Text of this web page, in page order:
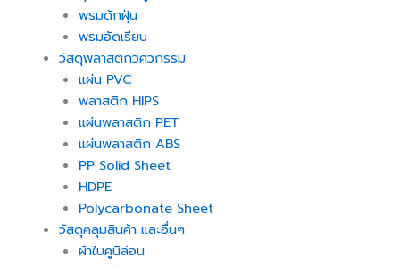
พรมดักฝุ่น
พรมอัดเรียบ
วัสดุพลาสติกวิศวกรรม
แผ่น PVC
พลาสติก HIPS
แผ่นพลาสติก PET
แผ่นพลาสติก ABS
PP Solid Sheet
HDPE
Polycarbonate Sheet
วัสดุคลุมสินค้า และอื่นๆ
ผ้าใบคูนิล่อน